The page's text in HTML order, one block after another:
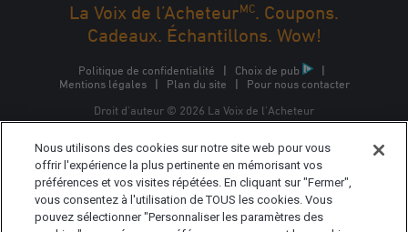
La Voix de l’AcheteurMC. Coupons.
Cadeaux. Échantillons. Wow!
Politique de confidentialité | Choix de pub
|
Mentions légales
| Plan du site | Pour nous contacter
Droit d'auteur © 2026 La Voix de l'Acheteur
d'Epsilon Interactive CA, ULC, propriété d'Epsilon Data
Management, LLC.
Nous utilisons des cookies sur notre site web pour vous
offrir l'expérience la plus pertinente en mémorisant vos
préférences et vos visites répétées. En cliquant sur "Fermer",
vous consentez à l'utilisation de TOUS les cookies. Vous
pouvez sélectionner "Personnaliser les paramètres des